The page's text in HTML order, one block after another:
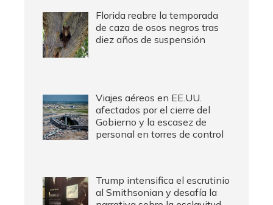
Florida reabre la temporada
de caza de osos negros tras
diez años de suspensión
Viajes aéreos en EE.UU.
afectados por el cierre del
Gobierno y la escasez de
personal en torres de control
Trump intensifica el escrutinio
al Smithsonian y desafía la